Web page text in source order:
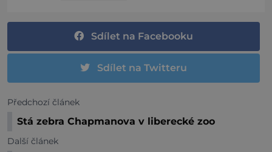
Sdílet na Facebooku
Sdílet na Twitteru
Předchozí článek
Stá zebra Chapmanova v liberecké zoo
Další článek